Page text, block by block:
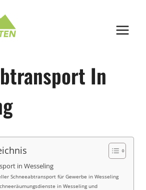
In
in Wesseling
Schneeabtransport für Gewerbe in Wesseling
in Wesseling und